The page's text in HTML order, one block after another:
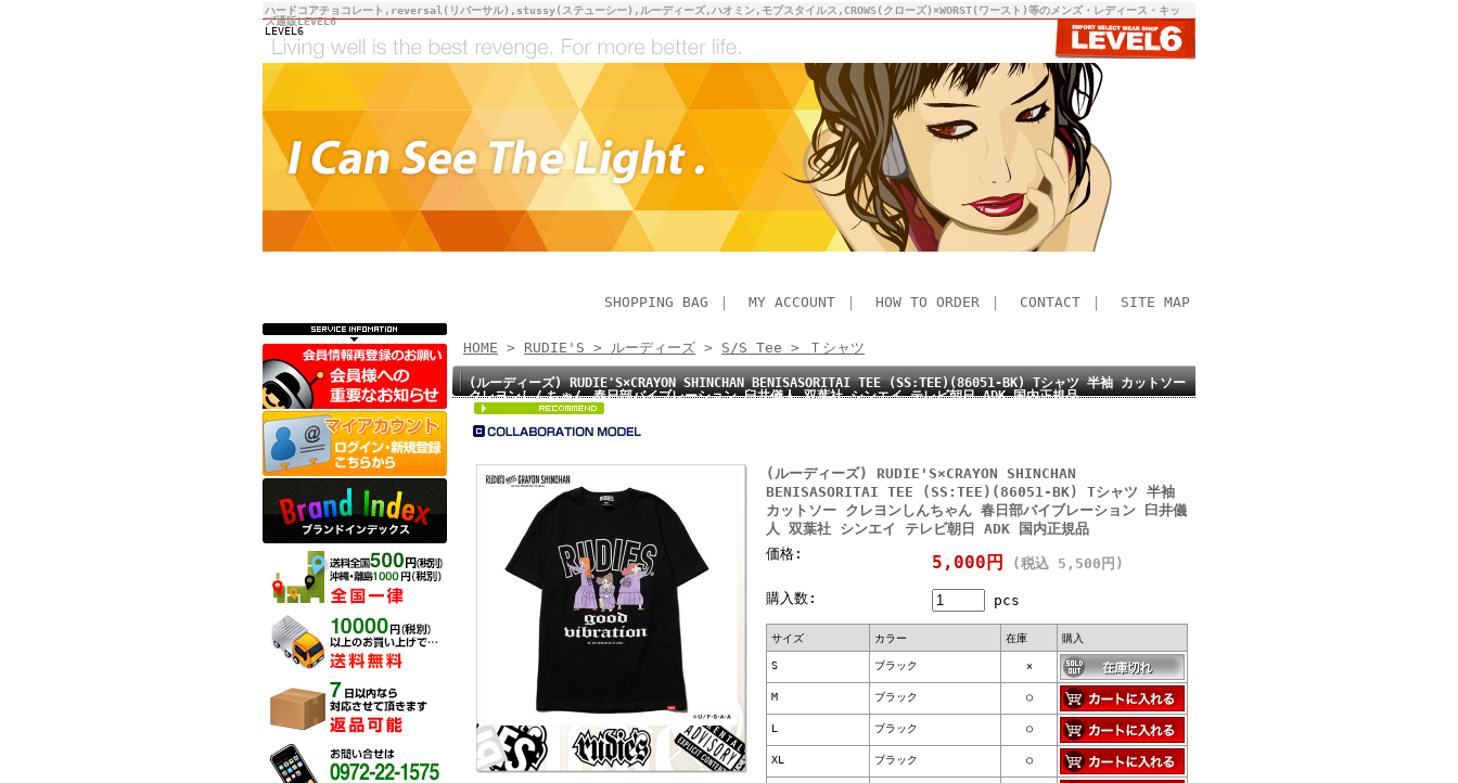
ハードコアチョコレート,reversal(リバーサル),stussy(ステューシー),ルーディーズ,ハオミン,モブスタイルス,CROWS(クローズ)×WORST(ワースト)等のメンズ・レディース・キッ
ズ通販LEVEL6
LEVEL6
SHOPPING BAG ｜ MY ACCOUNT ｜ HOW TO ORDER ｜ CONTACT ｜ SITE MAP
HOME > RUDIE'S > ルーディーズ > S/S Tee > Ｔシャツ
(ルーディーズ) RUDIE'S×CRAYON SHINCHAN BENISASORITAI TEE (SS:TEE)(86051-BK) Tシャツ 半袖 カットソー
クレヨンしんちゃん 春日部バイブレーション 臼井儀人 双葉社 シンエイ テレビ朝日 ADK 国内正規品
(ルーディーズ) RUDIE'S×CRAYON SHINCHAN
BENISASORITAI TEE (SS:TEE)(86051-BK) Tシャツ 半袖
カットソー クレヨンしんちゃん 春日部バイブレーション 臼井儀
人 双葉社 シンエイ テレビ朝日 ADK 国内正規品
価格:
5,000円 (税込 5,500円)
購入数: pcs
サイズ カラー 在庫 購入
S ブラック ×
M ブラック ○
L ブラック ○
XL ブラック ○